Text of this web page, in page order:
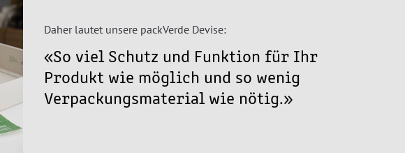
Daher lautet unsere packVerde Devise:
«So viel Schutz und Funktion für Ihr
Produkt wie möglich und so wenig
Verpackungsmaterial wie nötig.»